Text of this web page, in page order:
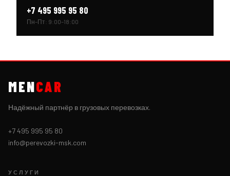
+7 495 995 95 80
Пн–Пт: 9:00–18:00
MENCAR
Надёжный партнёр в грузовых перевозках.
+7 495 995 95 80
info@perevozki-msk.com
УСЛУГИ